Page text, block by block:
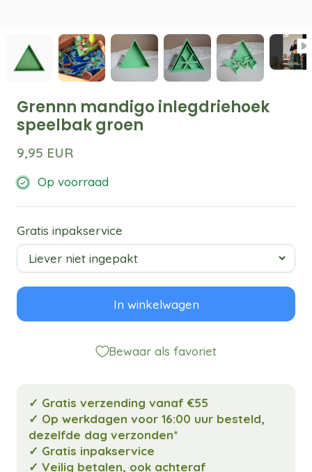
Grennn mandigo inlegdriehoek
speelbak groen
9,95 EUR
Op voorraad
Gratis inpakservice
In winkelwagen
Bewaar als favoriet
✓ Gratis verzending vanaf €55
✓ Op werkdagen voor 16:00 uur besteld,
dezelfde dag verzonden*
✓ Gratis inpakservice
✓ Veilig betalen, ook achteraf